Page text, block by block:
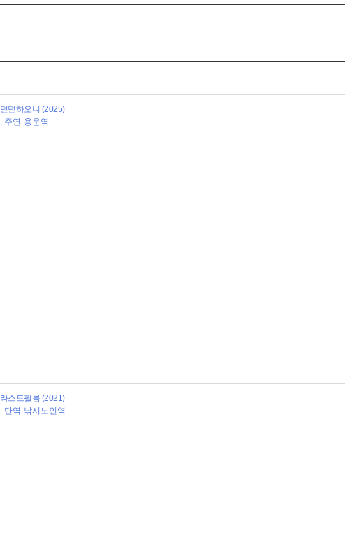
덛덛하오니 (2025)
: 주연-용운역
라스트필름 (2021)
: 단역-낚시노인역